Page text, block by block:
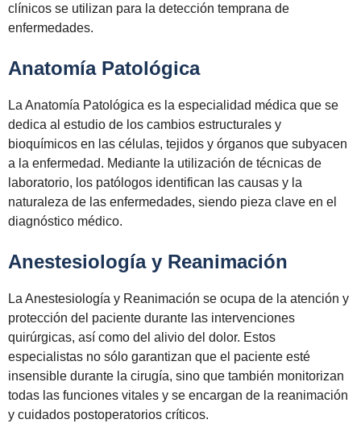
clínicos se utilizan para la detección temprana de
enfermedades.
Anatomía Patológica
La Anatomía Patológica es la especialidad médica que se
dedica al estudio de los cambios estructurales y
bioquímicos en las células, tejidos y órganos que subyacen
a la enfermedad. Mediante la utilización de técnicas de
laboratorio, los patólogos identifican las causas y la
naturaleza de las enfermedades, siendo pieza clave en el
diagnóstico médico.
Anestesiología y Reanimación
La Anestesiología y Reanimación se ocupa de la atención y
protección del paciente durante las intervenciones
quirúrgicas, así como del alivio del dolor. Estos
especialistas no sólo garantizan que el paciente esté
insensible durante la cirugía, sino que también monitorizan
todas las funciones vitales y se encargan de la reanimación
y cuidados postoperatorios críticos.